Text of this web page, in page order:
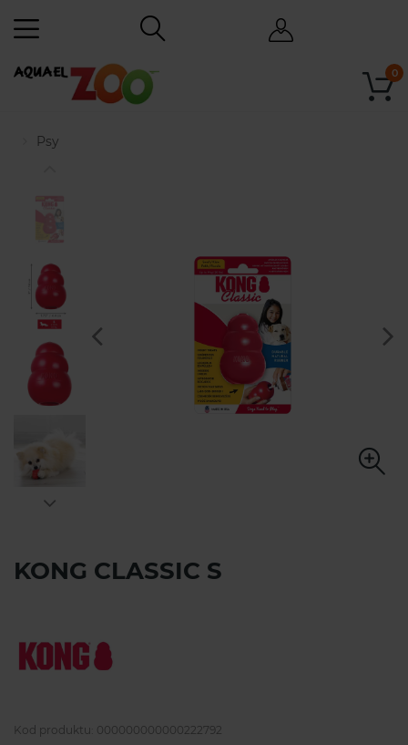
0
Psy
KONG CLASSIC S
Kod produktu: 000000000000222792